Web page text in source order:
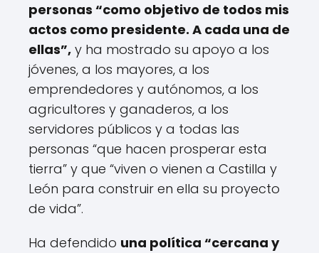
personas “como objetivo de todos mis
actos como presidente. A cada una de
ellas”, y ha mostrado su apoyo a los
jóvenes, a los mayores, a los
emprendedores y autónomos, a los
agricultores y ganaderos, a los
servidores públicos y a todas las
personas “que hacen prosperar esta
tierra” y que “viven o vienen a Castilla y
León para construir en ella su proyecto
de vida”.
Ha defendido una política “cercana y